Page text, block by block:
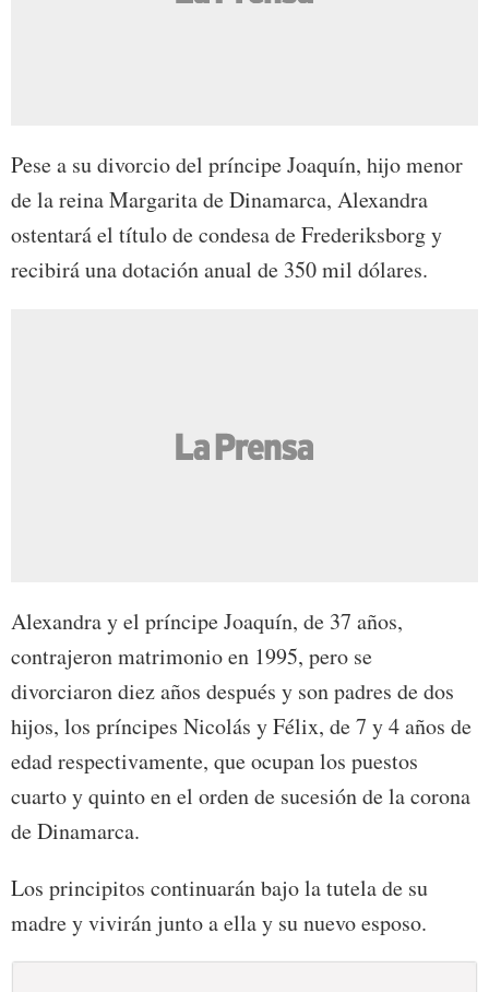
Pese a su divorcio del príncipe Joaquín, hijo menor
de la reina Margarita de Dinamarca, Alexandra
ostentará el título de condesa de Frederiksborg y
recibirá una dotación anual de 350 mil dólares.
Alexandra y el príncipe Joaquín, de 37 años,
contrajeron matrimonio en 1995, pero se
divorciaron diez años después y son padres de dos
hijos, los príncipes Nicolás y Félix, de 7 y 4 años de
edad respectivamente, que ocupan los puestos
cuarto y quinto en el orden de sucesión de la corona
de Dinamarca.
Los principitos continuarán bajo la tutela de su
madre y vivirán junto a ella y su nuevo esposo.